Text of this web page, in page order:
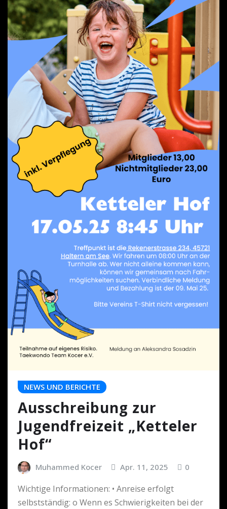
NEWS UND BERICHTE
Ausschreibung zur
Jugendfreizeit „Ketteler
Hof“
Muhammed Kocer Apr. 11, 2025 0
Wichtige Informationen: • Anreise erfolgt
selbstständig: o Wenn es Schwierigkeiten bei der